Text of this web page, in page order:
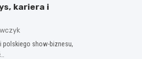
kariera i
polskiego show-biznesu,